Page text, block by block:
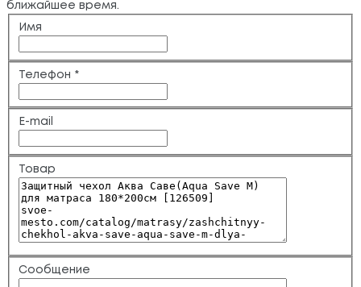
ближайшее время.
Имя
Телефон *
E-mail
Товар
Сообщение